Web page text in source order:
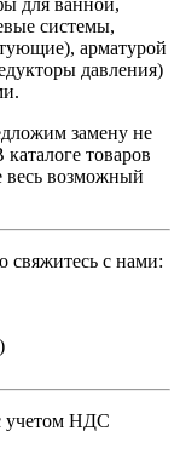
системы,
арматурой
давления)
замену не
товаров
весь возможный
свяжитесь с нами:
учетом НДС